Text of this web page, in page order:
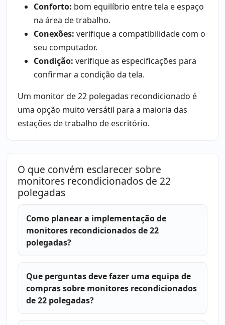
Conforto: bom equilíbrio entre tela e espaço
na área de trabalho.
Conexões: verifique a compatibilidade com o
seu computador.
Condição: verifique as especificações para
confirmar a condição da tela.
Um monitor de 22 polegadas recondicionado é
uma opção muito versátil para a maioria das
estações de trabalho de escritório.
O que convém esclarecer sobre
monitores recondicionados de 22
polegadas
Como planear a implementação de
monitores recondicionados de 22
polegadas?
Que perguntas deve fazer uma equipa de
compras sobre monitores recondicionados
de 22 polegadas?